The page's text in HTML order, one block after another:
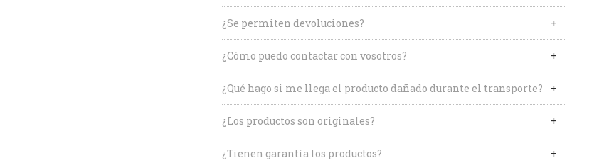
¿Se permiten devoluciones?
¿Cómo puedo contactar con vosotros?
¿Qué hago si me llega el producto dañado durante el transporte?
¿Los productos son originales?
¿Tienen garantía los productos?